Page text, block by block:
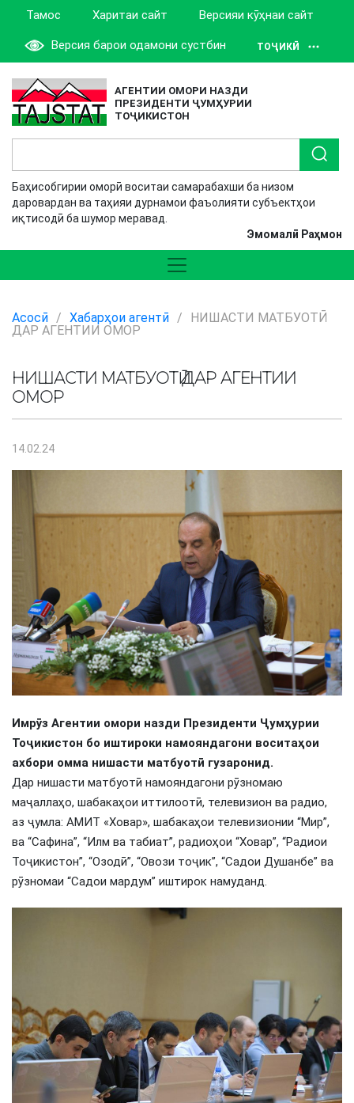
Тамос Харитаи сайт Версияи кӯҳнаи сайт
Версия барои одамони сустбин ТОҶИКӢ
АГЕНТИИ ОМОРИ НАЗДИ
ПРЕЗИДЕНТИ ҶУМҲУРИИ
ТОҶИКИСТОН
Баҳисобгирии оморӣ воситаи самарабахши ба низом
даровардан ва таҳияи дурнамои фаъолияти субъектҳои
иқтисодӣ ба шумор меравад.
Эмомалӣ Раҳмон
Асосӣ / Хабарҳои агентӣ /
НИШАСТИ МАТБУОТӢ
ДАР АГЕНТИИ ОМОР
НИШАСТИ МАТБУОТӢ ДАР АГЕНТИИ
ОМОР
14.02.24
Имрӯз Агентии омори назди Президенти Ҷумҳурии
Тоҷикистон бо иштироки намояндагони воситаҳои
ахбори омма нишасти матбуотӣ гузаронид.
Дар нишасти матбуотӣ намояндагони рӯзномаю
маҷаллаҳо, шабакаҳои иттилоотӣ, телевизион ва радио,
аз ҷумла: АМИТ «Ховар», шабакаҳои телевизионии “Мир”,
ва “Сафина”, “Илм ва табиат”, радиоҳои “Ховар”, “Радиои
Тоҷикистон”, “Озодӣ”, “Овози тоҷик”, “Садои Душанбе” ва
рӯзномаи “Садои мардум” иштирок намуданд.